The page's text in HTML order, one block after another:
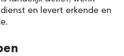
en levert erkende en